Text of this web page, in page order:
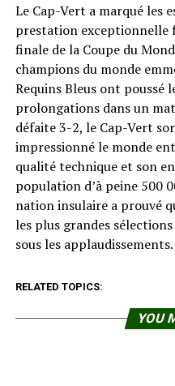
Le Cap-Vert a marqué les
prestation exceptionnelle
finale de la Coupe du
champions du monde
Requins Bleus ont poussé
prolongations dans un
défaite 3-2, le Cap-Vert
impressionné le monde
qualité technique et son
population d’à peine 500
nation insulaire a prouvé
les plus grandes
sous les applaudissements.
RELATED TOPICS:
YOU